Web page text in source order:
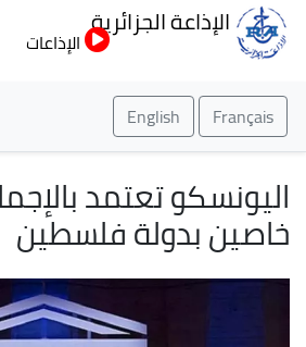
إلى
الإذاعة الجزائرية
الإذاعات
Français
English
اليونسكو تعتمد
خاصين بدولة فلسطين